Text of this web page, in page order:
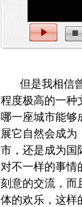
但是我相信
程度极高的一种
哪一座城市能够
展它自然会成为
市，还是成为国
对不一样的事情
刻意的交流，而
体的欢乐，这样